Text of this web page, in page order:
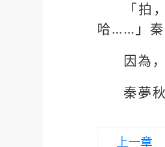
「拍
哈……」秦
因為
秦夢
上一章